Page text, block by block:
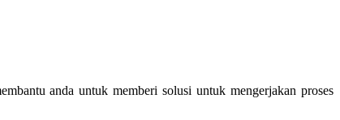
anda untuk memberi solusi untuk mengerjakan proses